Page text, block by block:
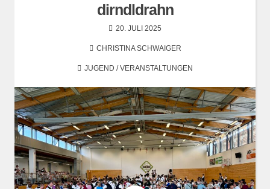
dirndldrahn
20. JULI 2025
CHRISTINA SCHWAIGER
JUGEND /VERANSTALTUNGEN